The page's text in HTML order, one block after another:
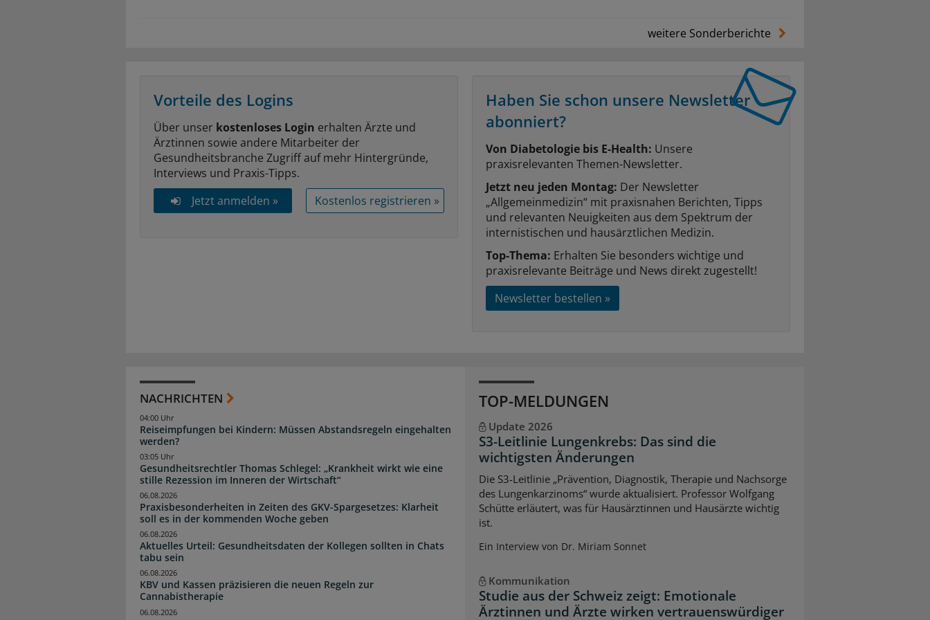
weitere Sonderberichte
Vorteile des Logins
Über unser kostenloses Login erhalten Ärzte und
Ärztinnen sowie andere Mitarbeiter der
Gesundheitsbranche Zugriff auf mehr Hintergründe,
Interviews und Praxis-Tipps.
Jetzt anmelden »
Kostenlos registrieren »
Haben Sie schon unsere Newsletter
abonniert?
Von Diabetologie bis E-Health: Unsere
praxisrelevanten Themen-Newsletter.
Jetzt neu jeden Montag: Der Newsletter
„Allgemeinmedizin“ mit praxisnahen Berichten, Tipps
und relevanten Neuigkeiten aus dem Spektrum der
internistischen und hausärztlichen Medizin.
Top-Thema: Erhalten Sie besonders wichtige und
praxisrelevante Beiträge und News direkt zugestellt!
Newsletter bestellen »
NACHRICHTEN
Reiseimpfungen bei Kindern: Müssen Abstandsregeln eingehalten
werden?
04:00 Uhr
Gesundheitsrechtler Thomas Schlegel: „Krankheit wirkt wie eine
stille Rezession im Inneren der Wirtschaft“
03:05 Uhr
Praxisbesonderheiten in Zeiten des GKV-Spargesetzes: Klarheit
soll es in der kommenden Woche geben
06.08.2026
Aktuelles Urteil: Gesundheitsdaten der Kollegen sollten in Chats
tabu sein
06.08.2026
KBV und Kassen präzisieren die neuen Regeln zur
Cannabistherapie
06.08.2026
06.08.2026
TOP-MELDUNGEN
Update 2026
S3-Leitlinie Lungenkrebs: Das sind die
wichtigsten Änderungen
Die S3-Leitlinie „Prävention, Diagnostik, Therapie und Nachsorge
des Lungenkarzinoms“ wurde aktualisiert. Professor Wolfgang
Schütte erläutert, was für Hausärztinnen und Hausärzte wichtig
ist.
Ein Interview von Dr. Miriam Sonnet
Kommunikation
Studie aus der Schweiz zeigt: Emotionale
Ärztinnen und Ärzte wirken vertrauenswürdiger